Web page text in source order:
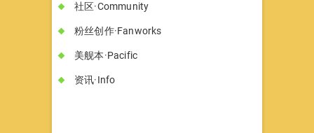
社区·Community
粉丝创作·Fanworks
美舰本·Pacific
资讯·Info